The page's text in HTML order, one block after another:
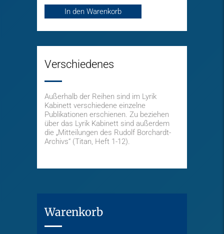
In den Warenkorb
Verschiedenes
Außerhalb der Reihen sind im Lyrik
Kabinett verschiedene einzelne
Publikationen erschienen. Zu beziehen
über das Lyrik Kabinett sind außerdem
die „Mitteilungen des Rudolf Borchardt-
Archivs“ (Titan, Heft 1-12).
Warenkorb